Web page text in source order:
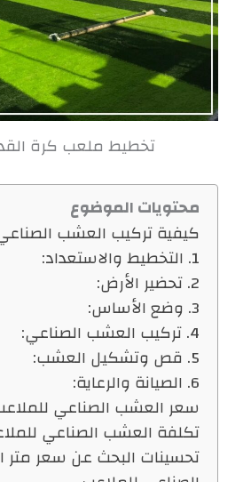
تخطيط ملعب كرة
محتويات الموضوع
كيفية تركيب العشب
1. التخطيط والاستعداد:
2. تحضير الأرض:
3. وضع الأساس:
4. تركيب العشب الصناعي:
5. قص وتشكيل العشب:
6. الصيانة والرعاية:
سعر العشب الصناعي
تكلفة العشب الصناعي
تحسينات البحث عن سعر